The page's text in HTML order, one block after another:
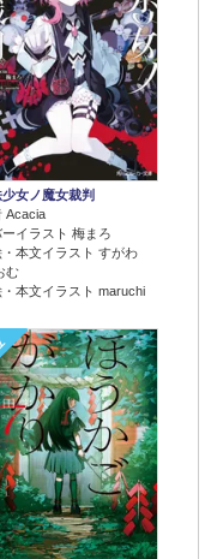
少女ノ魔女裁判
Acacia
ーイラスト 梅まろ
・本文イラスト すがわ
む
・本文イラスト maruchi